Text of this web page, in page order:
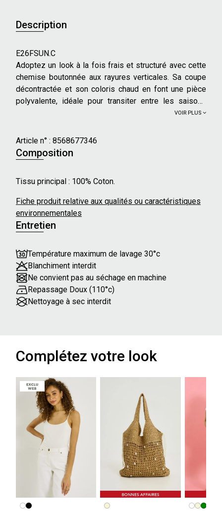
Description
E26FSUN.C
Adoptez un look à la fois frais et structuré avec cette
chemise boutonnée aux rayures verticales. Sa coupe
décontractée et son coloris chaud en font une pièce
polyvalente, idéale pour transiter entre les saisons
Caractéristiques principales :
- Longueur de manches : Longues
- Forme du col : Chemise
- Broderie sur poche poitrine
- Poignets boutonnés ajustés
- Pli d'aisance au dos pour un tombé parfait
Notre mannequin mesure 172 cm et porte une taille 36.
VOIR PLUS
Article n° : 8568677346
Composition
Tissu principal : 100% Coton.
Fiche produit relative aux qualités ou caractéristiques
environnementales
Entretien
Température maximum de lavage 30°c
Blanchiment interdit
Ne convient pas au séchage en machine
Repassage Doux (110°c)
Nettoyage à sec interdit
Complétez votre look